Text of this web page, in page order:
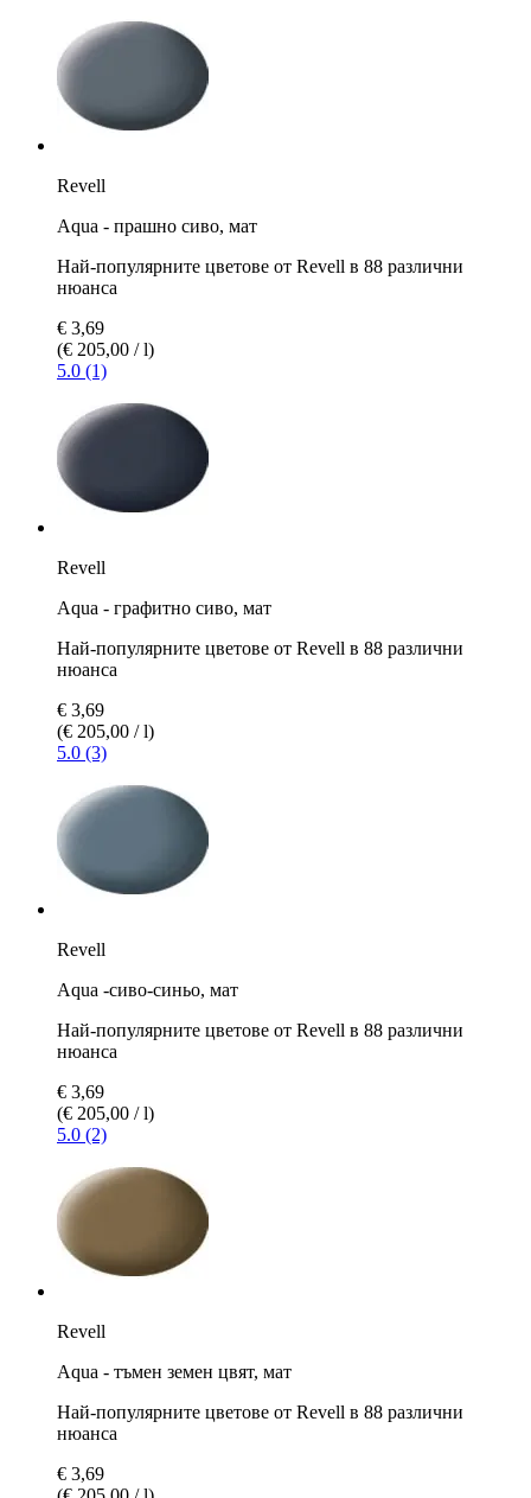
Revell
Aqua - прашно сиво, мат
Най-популярните цветове от Revell в 88 различни
нюанса
€ 3,69
(€ 205,00 / l)
5.0 (1)
Revell
Aqua - графитно сиво, мат
Най-популярните цветове от Revell в 88 различни
нюанса
€ 3,69
(€ 205,00 / l)
5.0 (3)
Revell
Aqua -сиво-синьо, мат
Най-популярните цветове от Revell в 88 различни
нюанса
€ 3,69
(€ 205,00 / l)
5.0 (2)
Revell
Aqua - тъмен земен цвят, мат
Най-популярните цветове от Revell в 88 различни
нюанса
€ 3,69